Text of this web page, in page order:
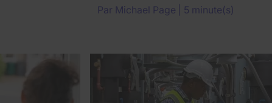
Par Michael Page 5 minute(s)